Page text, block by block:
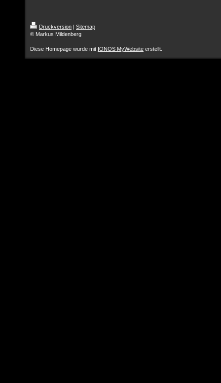
Druckversion | Sitemap
© Markus Mildenberg
Diese Homepage wurde mit IONOS MyWebsite erstellt.